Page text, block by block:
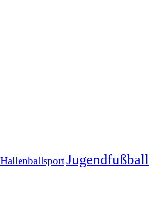
HallenballsportJugendfußball